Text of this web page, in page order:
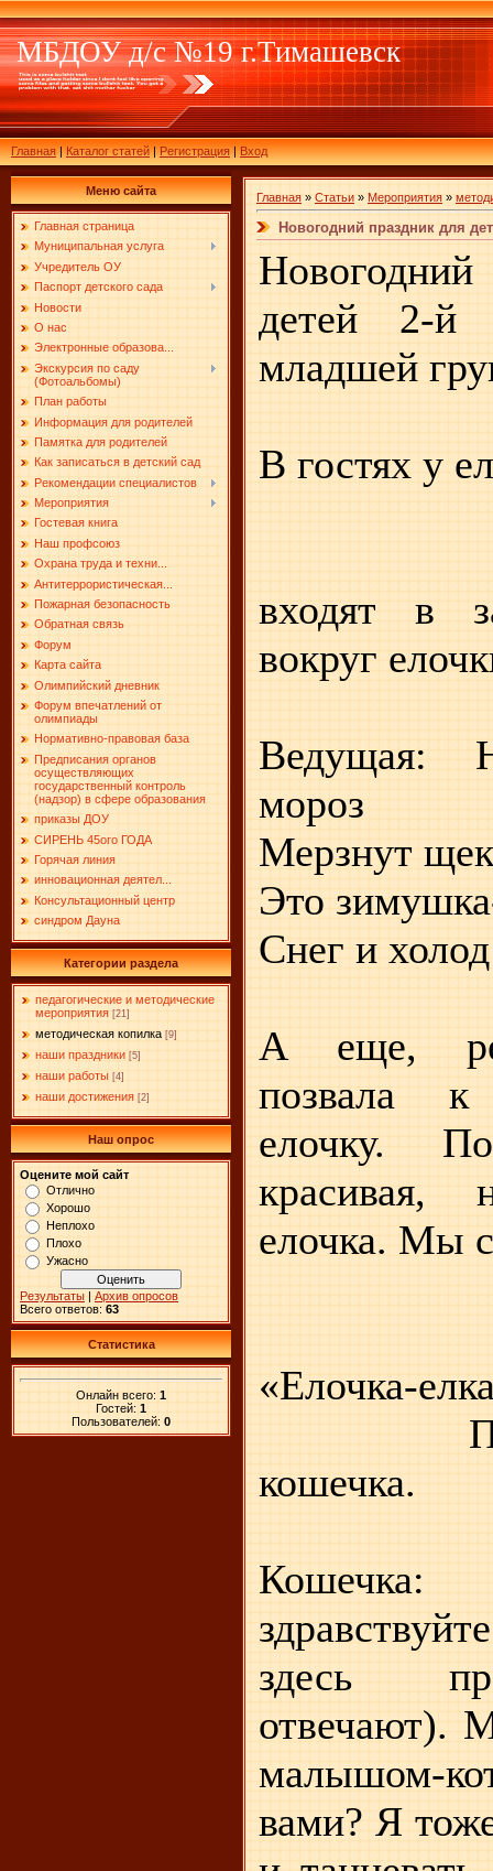
МБДОУ д/с №19 г.Тимашевск
Главная|Каталог статей|Регистрация|Вход
Меню сайта
Главная страница
Муниципальная услуга
Учредитель ОУ
Паспорт детского сада
Новости
О нас
Электронные образова...
Экскурсия по саду
(Фотоальбомы)
План работы
Информация для родителей
Памятка для родителей
Как записаться в детский сад
Рекомендации специалистов
Мероприятия
Гостевая книга
Наш профсоюз
Охрана труда и техни...
Антитеррористическая...
Пожарная безопасность
Обратная связь
Форум
Карта сайта
Олимпийский дневник
Форум впечатлений от
олимпиады
Нормативно-правовая база
Предписания органов
осуществляющих
государственный контроль
(надзор) в сфере образования
приказы ДОУ
СИРЕНЬ 45ого ГОДА
Горячая линия
инновационная деятел...
Консультационный центр
синдром Дауна
Категории раздела
педагогические и методические
мероприятия [21]
методическая копилка [9]
наши праздники [5]
наши работы [4]
наши достижения [2]
Наш опрос
Оцените мой сайт
Отлично
Хорошо
Неплохо
Плохо
Ужасно
Результаты | Архив опросов
Всего ответов: 63
Статистика
Онлайн всего: 1
Гостей: 1
Пользователей: 0
Главная » Статьи » Мероприятия »
Новогодний праздник для
детей 2-й
младшей
В гостях у
входят в
вокруг
Ведущая:
мороз
Мерзнут
Это
Снег и
А еще,
позвала к
елочку.
красивая,
елочка. Мы
«Елочка-
Под
кошечка.
здесь
отвечают).
малышом-
вами? Я